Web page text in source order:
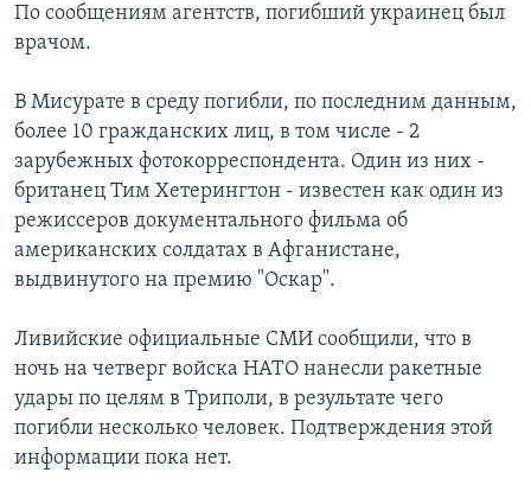
По сообщениям агентств, погибший украинец был
врачом.
В Мисурате в среду погибли, по последним данным,
более 10 гражданских лиц, в том числе - 2
зарубежных фотокорреспондента. Один из них -
британец Тим Хетерингтон - известен как один из
режиссеров документального фильма об
американских солдатах в Афганистане,
выдвинутого на премию "Оскар".
Ливийские официальные СМИ сообщили, что в
ночь на четверг войска НАТО нанесли ракетные
удары по целям в Триполи, в результате чего
погибли несколько человек. Подтверждения этой
информации пока нет.